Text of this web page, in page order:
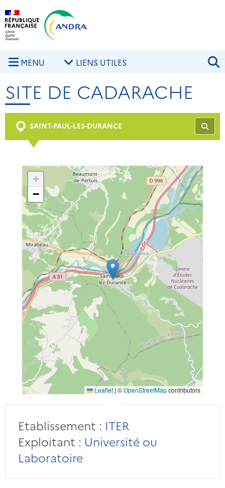
Aller au contenu principal
MENU LIENS UTILES
SITE DE CADARACHE
SAINT-PAUL-LES-DURANCE
+
−
Leaflet | ©OpenStreetMapcontributors
Etablissement : ITER
Exploitant : Université ou
Laboratoire